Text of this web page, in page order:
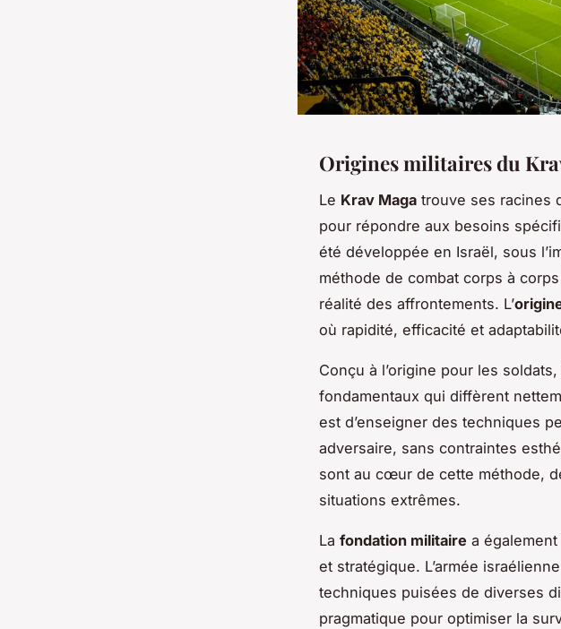
Origines militaires du
Le Krav Maga trouve ses racines
pour répondre aux besoins
été développée en Israël, sous
méthode de combat corps à
réalité des affrontements. L’
où rapidité, efficacité et
Conçu à l’origine pour les
fondamentaux qui diffèrent
est d’enseigner des techniques
adversaire, sans contraintes
sont au cœur de cette méthode,
situations extrêmes.
La fondation militaire a
et stratégique. L’armée
techniques puisées de diverses
pragmatique pour optimiser la